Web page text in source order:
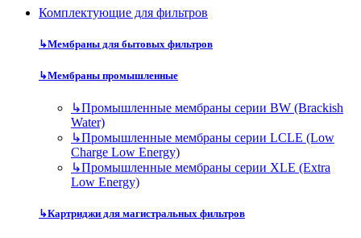
Комплектующие для фильтров
↳Мембраны для бытовых фильтров
↳Мембраны промышленные
↳Промышленные мембраны серии BW (Brackish
Water)
↳Промышленные мембраны серии LCLE (Low
Charge Low Energy)
↳Промышленные мембраны серии XLE (Extra
Low Energy)
↳Картриджи для магистральных фильтров